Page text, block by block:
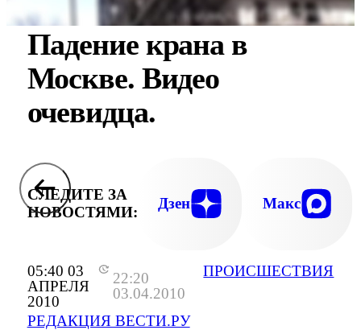
05:40 03
АПРЕЛЯ
2010
22:20
03.04.2010
РЕДАКЦИЯ ВЕСТИ.РУ
ПРОИСШЕСТВИЯ
Падение крана в
Москве. Видео
очевидца.
СЛЕДИТЕ ЗА
НОВОСТЯМИ:
Дзен Макс